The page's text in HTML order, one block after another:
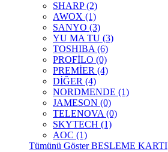
SHARP (2)
AWOX (1)
SANYO (3)
YU MA TU (3)
TOSHIBA (6)
PROFİLO (0)
PREMİER (4)
DİĞER (4)
NORDMENDE (1)
JAMESON (0)
TELENOVA (0)
SKYTECH (1)
AOC (1)
Tümünü Göster BESLEME KARTI